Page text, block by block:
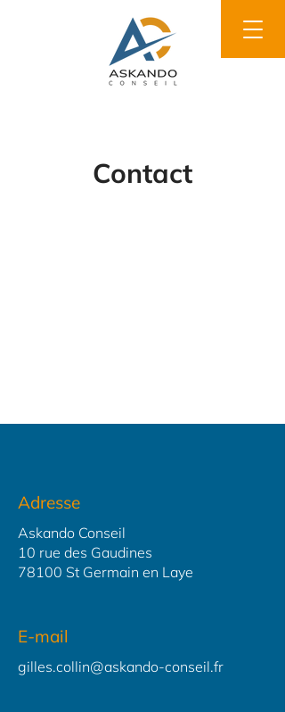
Contact
Adresse
Askando Conseil
10 rue des Gaudines
78100 St Germain en Laye
E-mail
gilles.collin@askando-conseil.fr